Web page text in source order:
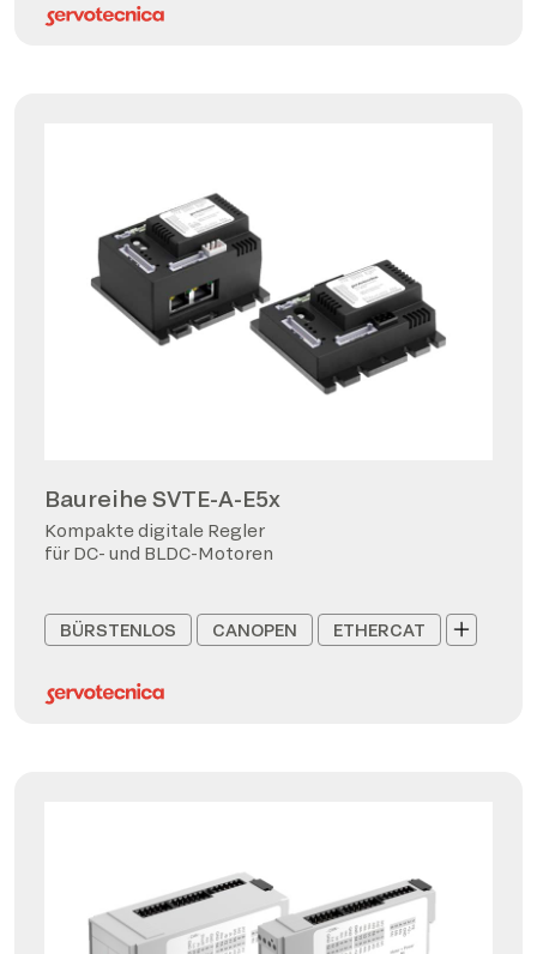
Baureihe SVTE-A-E5x
Kompakte digitale Regler
für DC- und BLDC-Motoren
BÜRSTENLOS CANOPEN ETHERCAT